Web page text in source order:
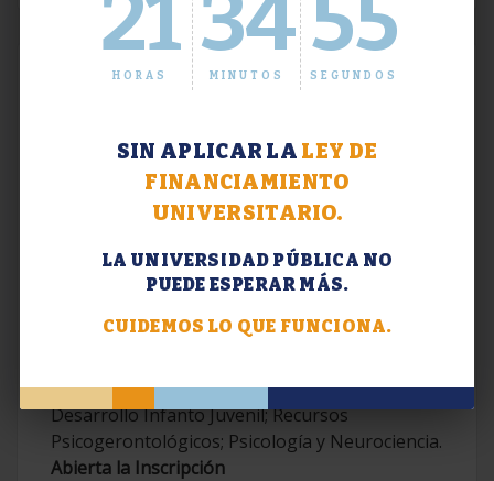
21
HORAS
34
MINUTOS
56
SEGUNDOS
SIN APLICAR LA LEY DE
FINANCIAMIENTO
UNIVERSITARIO.
LA UNIVERSIDAD PÚBLICA NO
PUEDE ESPERAR MÁS.
CUIDEMOS LO QUE FUNCIONA.
Extensión. Diplomaturas 2026.
Contemporáneas; Problemáticas en el
Desarrollo Infanto Juvenil; Recursos
Psicogerontológicos; Psicología y Neurociencia.
Abierta la Inscripción